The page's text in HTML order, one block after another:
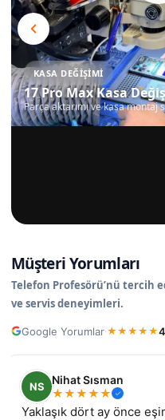
KASA DEĞIŞIMI
17 Pro Max Kasa
Parça aktarımı ve kasa montaj
Müşteri Yorumları
Telefon Profesörü’nü tercih
ve servis deneyimleri.
Google Yorumlar·★ ★ ★ ★ ★
N
Nilüfer
★★★★★
samsung galaxy A55